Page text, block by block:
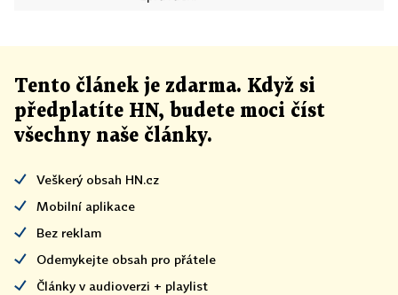
Tento článek je zdarma. Když si
předplatíte HN, budete moci číst
všechny naše články.
Veškerý obsah HN.cz
Mobilní aplikace
Bez reklam
Odemykejte obsah pro přátele
Články v audioverzi + playlist